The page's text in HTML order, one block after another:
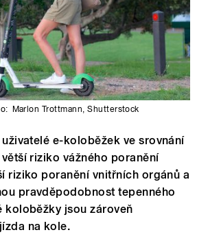
Marlon Trottmann,Shutterstock
e-koloběžek ve srovnání
riziko vážného poranění
riziko poranění vnitřních orgánů a
pravděpodobnost tepenného
koloběžky jsou zároveň
na kole.